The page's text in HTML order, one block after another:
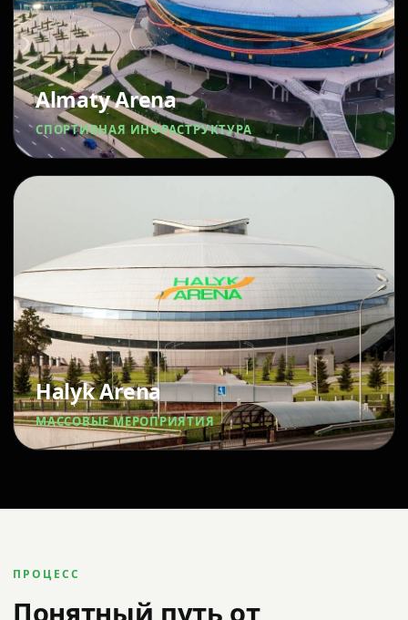
Almaty Arena
СПОРТИВНАЯ ИНФРАСТРУКТУРА
Halyk Arena
МАССОВЫЕ МЕРОПРИЯТИЯ
ПРОЦЕСС
Понятный путь от